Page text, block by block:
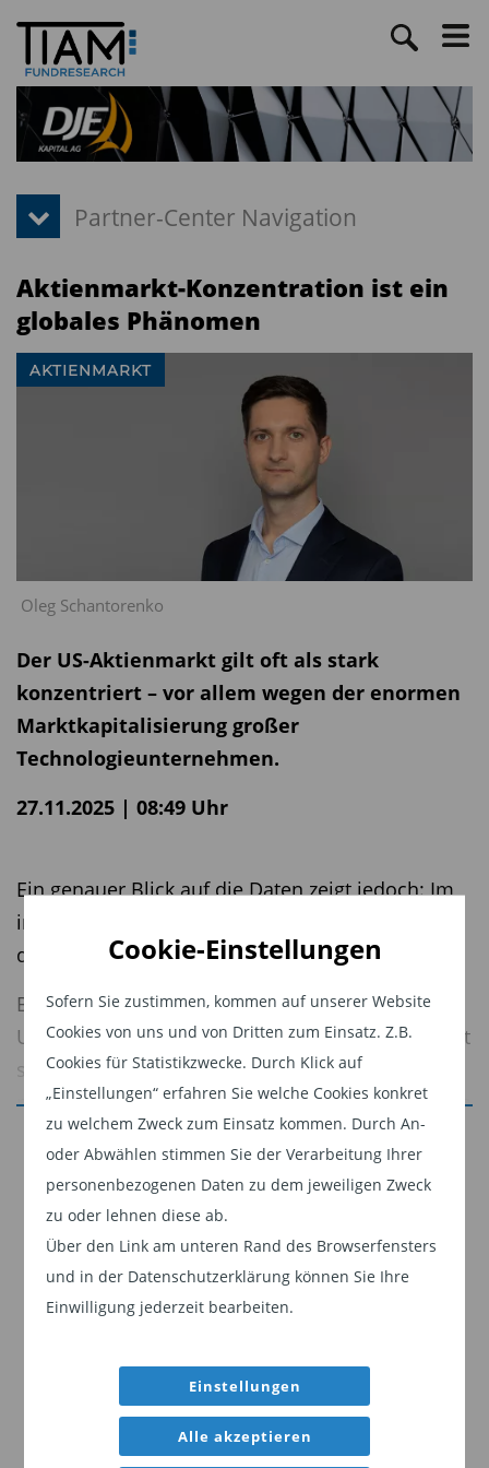
Cookie-Einstellungen
Sofern Sie zustimmen, kommen auf unserer Website
Cookies von uns und von Dritten zum Einsatz. Z.B.
Cookies für Statistikzwecke. Durch Klick auf
„Einstellungen“ erfahren Sie welche Cookies konkret
zu welchem Zweck zum Einsatz kommen. Durch An-
oder Abwählen stimmen Sie der Verarbeitung Ihrer
personenbezogenen Daten zu dem jeweiligen Zweck
zu oder lehnen diese ab.
Über den Link am unteren Rand des Browserfensters
und in der Datenschutzerklärung können Sie Ihre
Einwilligung jederzeit bearbeiten.
Einstellungen
Alle akzeptieren
Aktienmarkt-Konzentration ist ein
globales Phänomen
Oleg Schantorenko
AKTIENMARKT
Der US-Aktienmarkt gilt oft als stark
konzentriert – vor allem wegen der enormen
Marktkapitalisierung großer
Technologieunternehmen.
27.11.2025 | 08:49 Uhr
Ein genauer Blick auf die Daten zeigt jedoch: Im
internationalen Vergleich ist die Konzentration in
den USA überraschend moderat.
Betrachtet man den Anteil der größten
Unternehmen am jeweiligen Gesamtmarkt, ergibt
sich ein differenziertes Bild. Die größte Aktie
macht in den USA rund 8 % des Marktes aus – ein
hoher, aber keineswegs außergewöhnlicher
Wert.
In Ländern wie Südkorea, der Schweiz oder den
Niederlanden liegt der Anteil des größten
Unternehmens dagegen häufig bei über 20 %.
Auch bei den Top 3 oder Top 10 zeigt sich: Viele
einzelnen Unternehmen abhängig als die USA.
Jetzt weiterlesen
Dieser Inhalt ist für professionelle Anleger
bestimmt. Mit Klick auf "Weiter" bestätigen
Sie, dass Sie ein professioneller Anleger sind
und stimmen unsererDatenschutzerklärung
zu.
Weiter